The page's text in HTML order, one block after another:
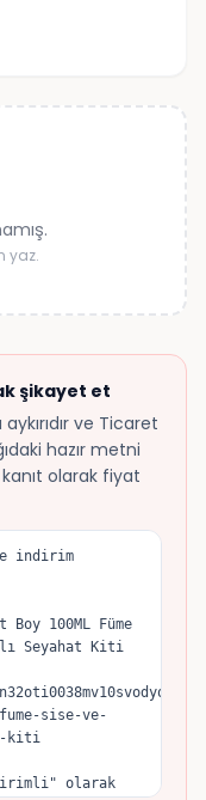
yaz.
şikayet et
ve Ticaret
hazır metni
olarak fiyat
indirim
100ML Füme
Seyahat Kiti
sise-ve-
kiti
olarak